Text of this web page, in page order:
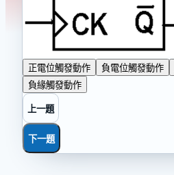
正電位觸發動作 負電位觸發動作
負緣觸發動作
上一題
下一題